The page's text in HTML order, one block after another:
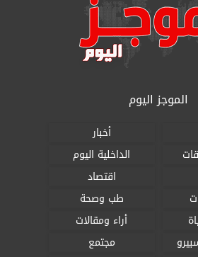
الموجز اليوم
أخبار
الداخلية اليوم
اقتصاد
طب وصحة
أراء ومقالات
مجتمع